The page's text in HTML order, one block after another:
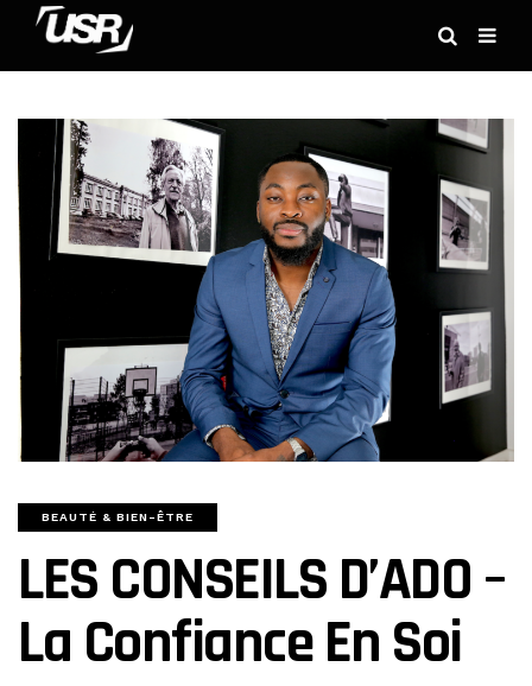
BEAUTÉ & BIEN-ÊTRE
LES CONSEILS D’ADO –
La Confiance En Soi